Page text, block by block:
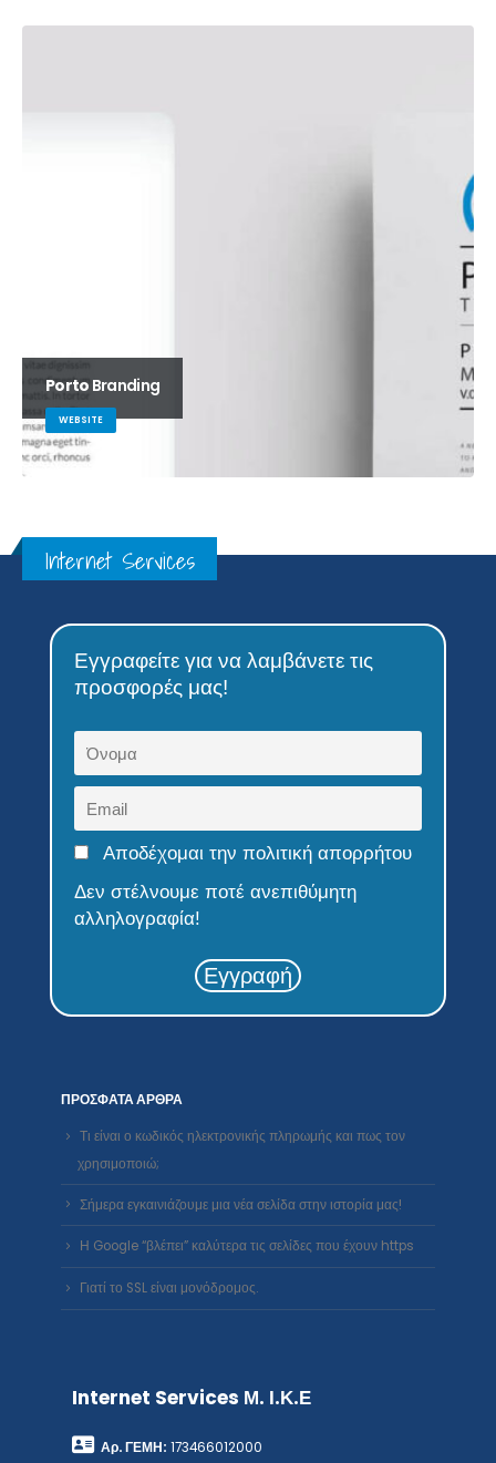
Porto Branding
WEBSITE
Internet Services
Εγγραφείτε για να λαμβάνετε τις
προσφορές μας!
Αποδέχομαι την πολιτική απορρήτου
Δεν στέλνουμε ποτέ ανεπιθύμητη
αλληλογραφία!
Εγγραφή
ΠΡΌΣΦΑΤΑ ΆΡΘΡΑ
Τι είναι ο κωδικός ηλεκτρονικής πληρωμής και πως τον
χρησιμοποιώ;
Σήμερα εγκαινιάζουμε μια νέα σελίδα στην ιστορία μας!
Η Google “βλέπει” καλύτερα τις σελίδες που έχουν https
Γιατί το SSL είναι μονόδρομος.
Internet Services Μ. Ι.Κ.Ε
Αρ. ΓΕΜΗ: 173466012000